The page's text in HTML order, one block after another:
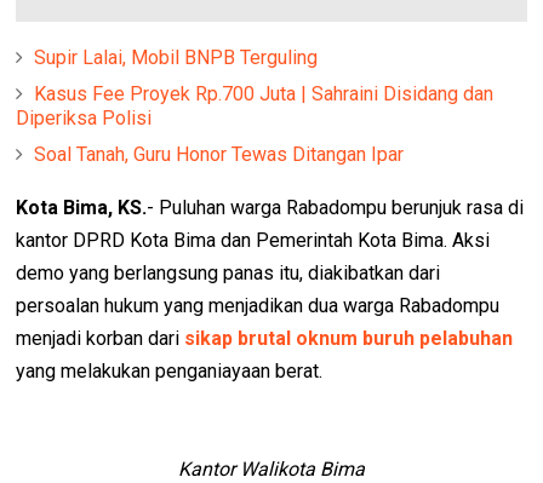
Supir Lalai, Mobil BNPB Terguling
Kasus Fee Proyek Rp.700 Juta | Sahraini Disidang dan
Diperiksa Polisi
Soal Tanah, Guru Honor Tewas Ditangan Ipar
Kota Bima, KS.- Puluhan warga Rabadompu berunjuk rasa di
kantor DPRD Kota Bima dan Pemerintah Kota Bima. Aksi
demo yang berlangsung panas itu, diakibatkan dari
persoalan hukum yang menjadikan dua warga Rabadompu
menjadi korban dari sikap brutal oknum buruh pelabuhan
yang melakukan penganiayaan berat.
Kantor Walikota Bima